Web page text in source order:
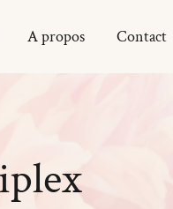
A propos Contact